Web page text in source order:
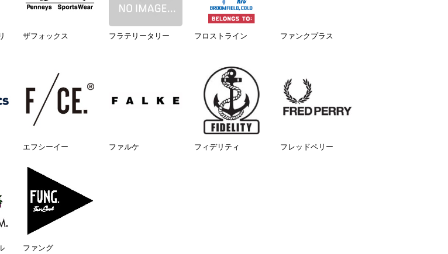
ザフォックス フラテリータリー フロストライン ファンクプラス
エフシーイー ファルケ フィデリティ フレッドペリー
ファング